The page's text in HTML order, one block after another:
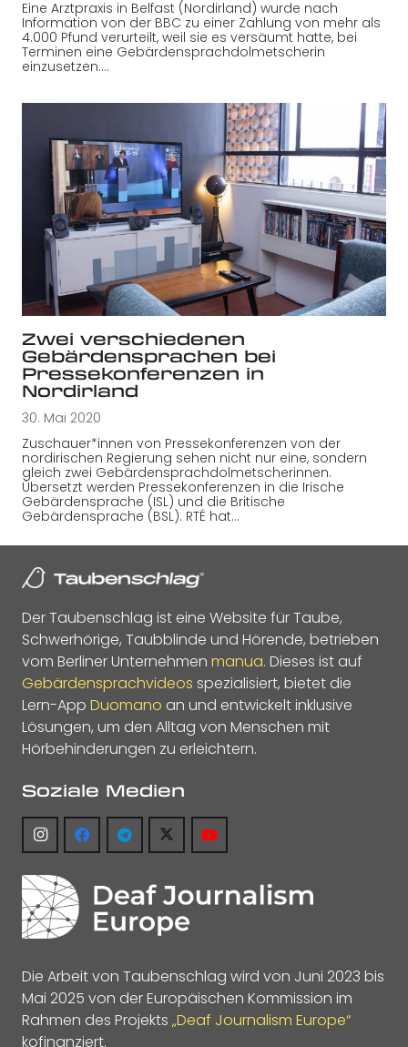
Eine Arztpraxis in Belfast (Nordirland) wurde nach
Information von der BBC zu einer Zahlung von mehr als
4.000 Pfund verurteilt, weil sie es versäumt hatte, bei
Terminen eine Gebärdensprachdolmetscherin
einzusetzen.…
Zwei verschiedenen
Gebärdensprachen bei
Pressekonferenzen in
Nordirland
30. Mai 2020
Zuschauer*innen von Pressekonferenzen von der
nordirischen Regierung sehen nicht nur eine, sondern
gleich zwei Gebärdensprachdolmetscherinnen.
Übersetzt werden Pressekonferenzen in die Irische
Gebärdensprache (ISL) und die Britische
Gebärdensprache (BSL). RTÉ hat…
Der Taubenschlag ist eine Website für Taube,
Schwerhörige, Taubblinde und Hörende, betrieben
vom Berliner Unternehmen manua. Dieses ist auf
Gebärdensprachvideos spezialisiert, bietet die
Lern-App Duomano an und entwickelt inklusive
Lösungen, um den Alltag von Menschen mit
Hörbehinderungen zu erleichtern.
Soziale Medien
Die Arbeit von Taubenschlag wird von Juni 2023 bis
Mai 2025 von der Europäischen Kommission im
Rahmen des Projekts „Deaf Journalism Europe“
kofinanziert.